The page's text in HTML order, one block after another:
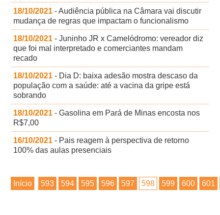
18/10/2021 - Audiência pública na Câmara vai discutir
mudança de regras que impactam o funcionalismo
18/10/2021 - Juninho JR x Camelódromo: vereador diz
que foi mal interpretado e comerciantes mandam
recado
18/10/2021 - Dia D: baixa adesão mostra descaso da
população com a saúde: até a vacina da gripe está
sobrando
18/10/2021 - Gasolina em Pará de Minas encosta nos
R$7,00
16/10/2021 - Pais reagem à perspectiva de retorno
100% das aulas presenciais
Início 593 594 595 596 597 598 599 600 601